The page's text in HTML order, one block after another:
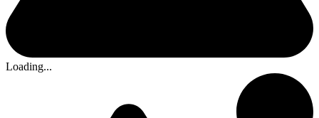
Loading...